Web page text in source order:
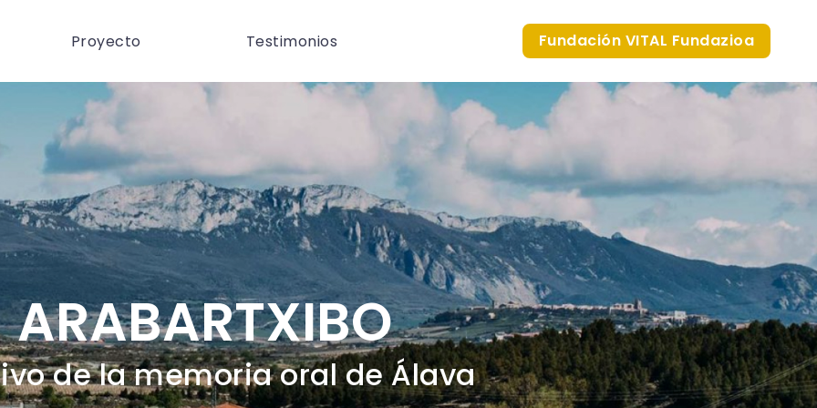
Proyecto Testimonios Fundación VITAL Fundazioa
ARABARTXIBO
de la memoria oral de Álava